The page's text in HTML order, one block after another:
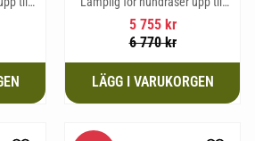
58 cm i mankhöjd.
5 755kr
6 770kr